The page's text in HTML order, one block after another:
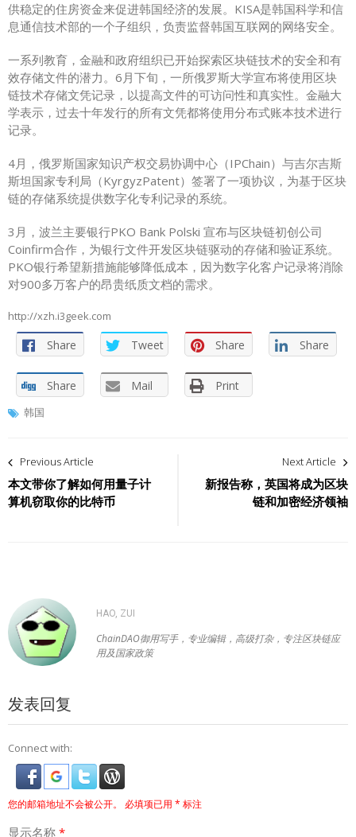
供稳定的住房资金来促进韩国经济的发展。 KISA是韩国科学和信
息通信技术部的一个子组织，负责监督韩国互联网的网络安全。
一系列教育，金融和政府组织已开始探索区块链技术的安全和有
效存储文件的潜力。6月下旬，一所俄罗斯大学宣布将使用区块
链技术存储文凭记录，以提高文件的可访问性和真实性。金融大
学表示，过去十年发行的所有文凭都将使用分布式账本技术进行
记录。
4月，俄罗斯国家知识产权交易协调中心（IPChain） 与吉尔吉斯
斯坦国家专利局（KyrgyzPa​​tent）签署了一项协议，为基于区块
链的存储系统提供数字化专利记录的系统。
3月， 波兰主要银行PKO Bank Polski 宣布与区块链初创公司
Coinfirm合作，为银行文件开发区块链驱动的存储和验证系统。
PKO银行希望新措施能够降低成本，因为数字化客户记录将消除
对900多万客户的昂贵纸质文档的需求。
http://xzh.i3geek.com
Share Tweet Share Share
Share Mail Print
韩国
文
章
导
Previous Article
本文带你了解如何用量子计
算机窃取你的比特币
Next Article
新报告称，英国将成为区块
链和加密经济领袖
HAO, ZUI
ChainDAO御用写手，专业编辑，高级打杂，专注区块链应
用及国家政策
发表回复
Connect with:
您的邮箱地址不会被公开。 必填项已用 * 标注
显示名称 *